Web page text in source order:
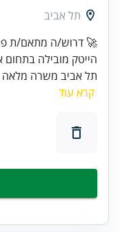
תל אביב
🚀 דרוש/ה מתאם/ת
הייטק מובילה
תל אביב משרה מלאה 08:30-17:30 חברת הייטק ותיקה...
קרא עוד